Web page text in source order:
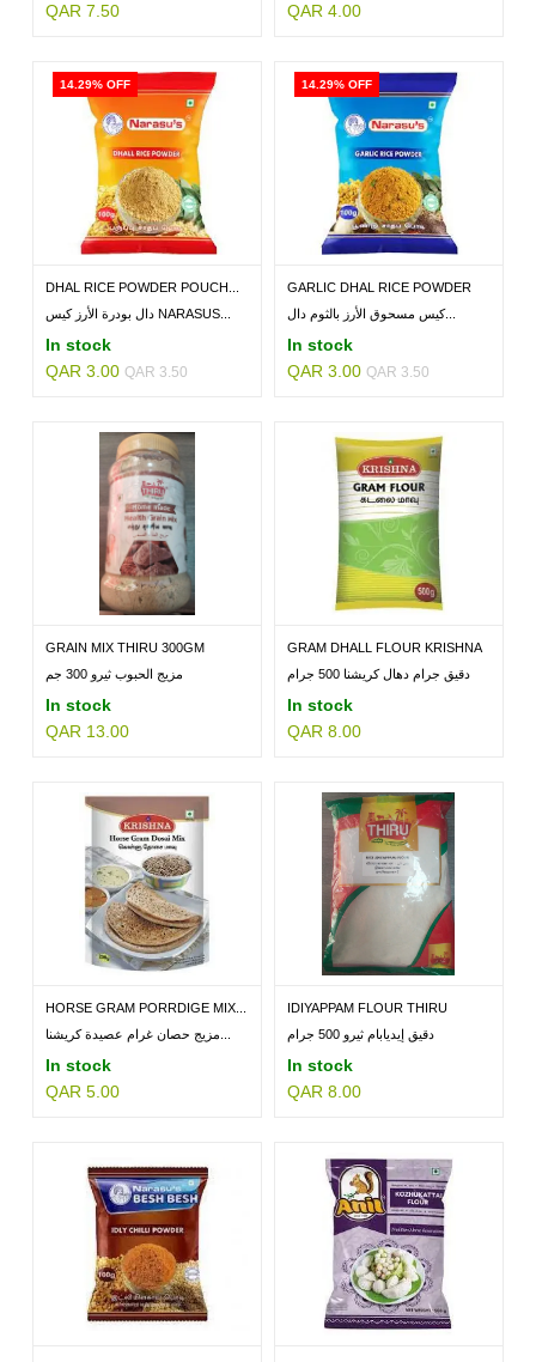
QAR 7.50
QAR 4.00
14.29% OFF
DHAL RICE POWDER POUCH...
دال بودرة الأرز كيس NARASUS...
In stock
QAR 3.00QAR 3.50
14.29% OFF
GARLIC DHAL RICE POWDER
POUCH...
كيس مسحوق الأرز بالثوم دال...
In stock
QAR 3.00 QAR 3.50
GRAIN MIX THIRU 300GM
مزيج الحبوب ثيرو 300 جم
In stock
QAR 13.00
GRAM DHALL FLOUR KRISHNA
500GM
دقيق جرام دهال كريشنا 500 جرام
In stock
QAR 8.00
HORSE GRAM PORRDIGE MIX...
In stock
QAR 5.00
IDIYAPPAM FLOUR THIRU
500GM
دقيق إيديابام ثيرو 500 جرام
In stock
QAR 8.00